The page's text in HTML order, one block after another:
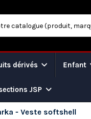
dérivés Enfant
JSP
- Veste softshell